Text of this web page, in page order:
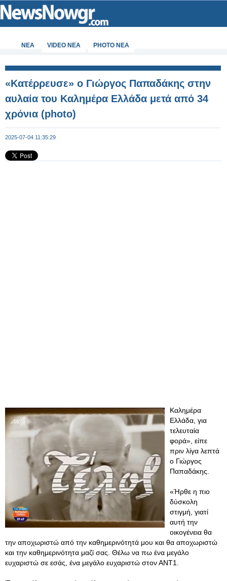
ΝΕΑ VIDEO NEA PHOTO NEA
«Κατέρρευσε» ο Γιώργος Παπαδάκης στην
αυλαία του Καλημέρα Ελλάδα μετά από 34
χρόνια (photo)
2025-07-04 11:35:29
Καλημέρα
Ελλάδα, για
τελευταία
φορά», είπε
πριν λίγα λεπτά
ο Γιώργος
Παπαδάκης.
«Ήρθε η πιο
δύσκολη
στιγμή, γιατί
αυτή την
οικογένεια θα
την αποχωριστώ από την καθημερινότητά μου και θα αποχωριστώ
και την καθημερινότητα μαζί σας. Θέλω να πω ένα μεγάλο
ευχαριστώ σε εσάς, ένα μεγάλο ευχαριστώ στον ΑΝΤ1.